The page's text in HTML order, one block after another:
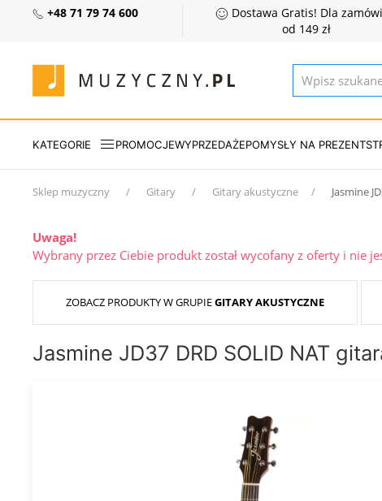
+48 71 79 74 600
Dostawa Gratis! Dla
od 149 zł
KATEGORIE PROMOCJEWYPRZEDAŻEPOMYSŁY NA PREZENT
Sklep muzyczny Gitary Gitary akustyczne Jasmine
Uwaga!
Wybrany przez Ciebie produkt został wycofany z oferty i nie
ZOBACZ PRODUKTY W GRUPIEGITARY AKUSTYCZNE
Jasmine JD37 DRD SOLID NAT